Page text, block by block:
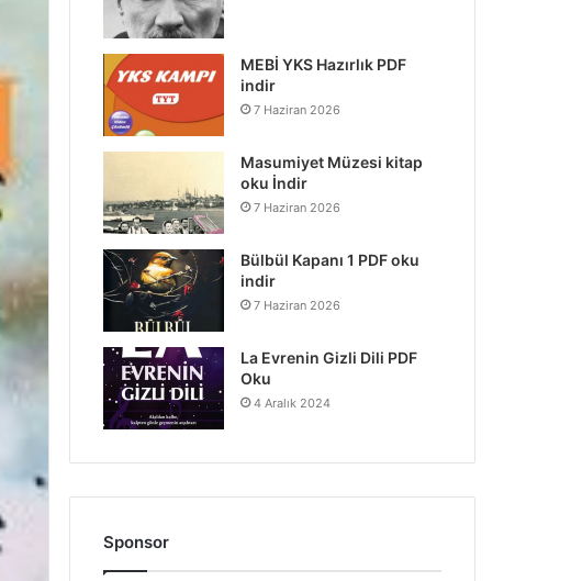
MEBİ YKS Hazırlık PDF
indir
7 Haziran 2026
Masumiyet Müzesi kitap
oku İndir
7 Haziran 2026
Bülbül Kapanı 1 PDF oku
indir
7 Haziran 2026
La Evrenin Gizli Dili PDF
Oku
4 Aralık 2024
Sponsor